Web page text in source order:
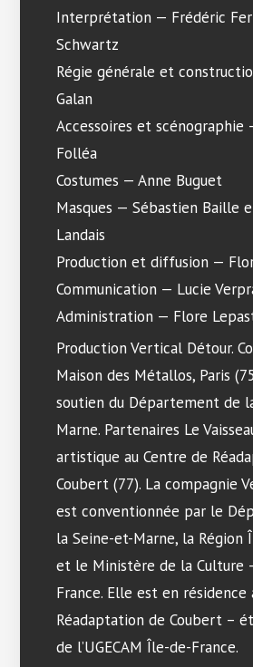
Interprétation — Frédéric
Schwartz
Régie générale et
Galan
Accessoires et scénographie
Folléa
Costumes — Anne Buguet
Masques — Sébastien Baille
Landais
Production et diffusion —
Communication — Lucie
Administration — Flore
Production Vertical Détour.
Maison des Métallos, Paris
soutien du Département de
Marne. Partenaires Le
artistique au Centre de
Coubert (77). La compagnie
est conventionnée par le
la Seine-et-Marne, la Région
et le Ministère de la Culture
France. Elle est en résidence
Réadaptation de Coubert –
de l’UGECAM Île-de-France.